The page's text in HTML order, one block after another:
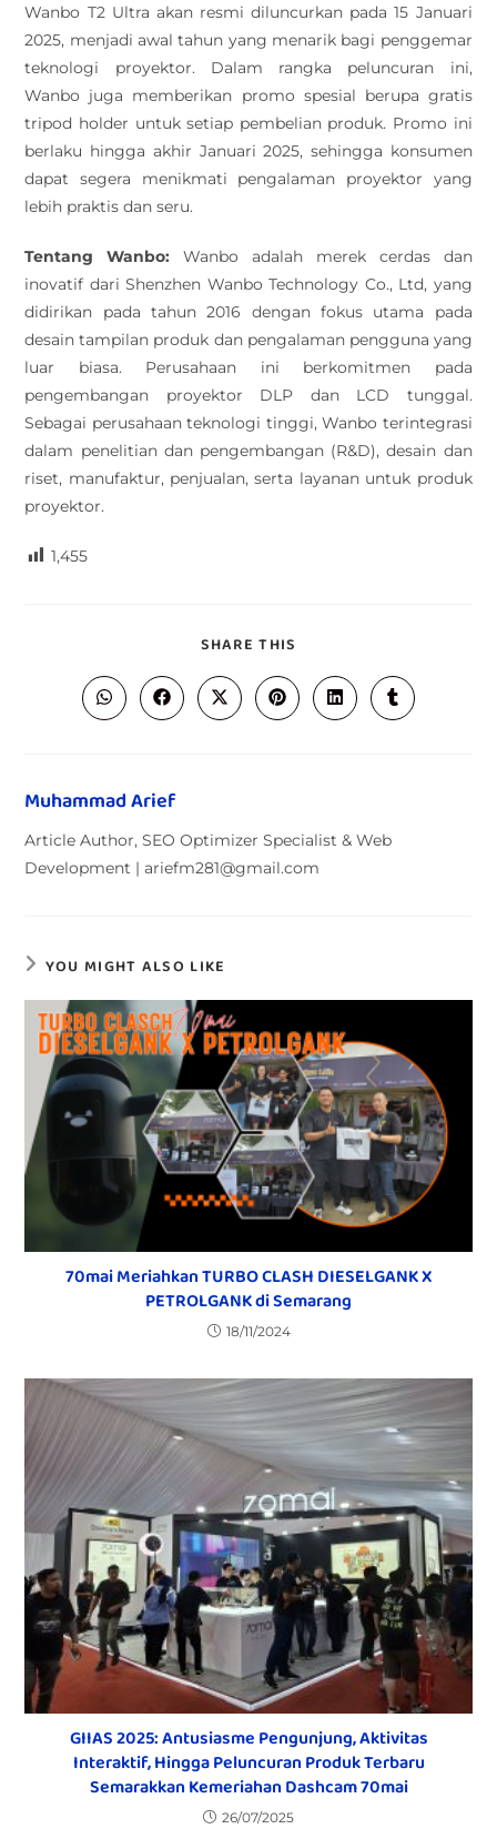
Wanbo T2 Ultra akan resmi diluncurkan pada 15 Januari
2025, menjadi awal tahun yang menarik bagi penggemar
teknologi proyektor. Dalam rangka peluncuran ini,
Wanbo juga memberikan promo spesial berupa gratis
tripod holder untuk setiap pembelian produk. Promo ini
berlaku hingga akhir Januari 2025, sehingga konsumen
dapat segera menikmati pengalaman proyektor yang
lebih praktis dan seru.
Tentang Wanbo:Wanbo adalah merek cerdas dan
inovatif dari Shenzhen Wanbo Technology Co., Ltd, yang
didirikan pada tahun 2016 dengan fokus utama pada
desain tampilan produk dan pengalaman pengguna yang
luar biasa. Perusahaan ini berkomitmen pada
pengembangan proyektor DLP dan LCD tunggal.
Sebagai perusahaan teknologi tinggi, Wanbo terintegrasi
dalam penelitian dan pengembangan (R&D), desain dan
riset, manufaktur, penjualan, serta layanan untuk produk
proyektor.
1,455
SHARE THIS
Muhammad Arief
Article Author, SEO Optimizer Specialist & Web
Development | ariefm281@gmail.com
YOU MIGHT ALSO LIKE
70mai Meriahkan TURBO CLASH DIESELGANK X
PETROLGANK di Semarang
18/11/2024
GIIAS 2025: Antusiasme Pengunjung, Aktivitas
Interaktif, Hingga Peluncuran Produk Terbaru
Semarakkan Kemeriahan Dashcam 70mai
26/07/2025